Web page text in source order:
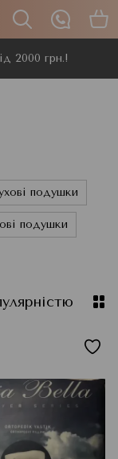
2000 грн.!
подушки
подушки